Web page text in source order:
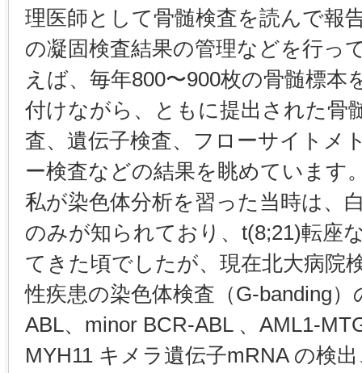
理医師として骨髄検査を読んで報
の凝固検査結果の管理などを行っ
えば、毎年800〜900枚の骨髄標本
付けながら、ともに提出された骨
査、遺伝子検査、フローサイトメ
ー検査などの結果を眺めています
私が染色体分析を習った当時は、
のみが知られており、t(8;21)転座
てきた頃でしたが、現在北大病院
性疾患の染色体検査（G-banding
ABL、minor BCR-ABL 、AML1-
MYH11 キメラ遺伝子mRNA の検